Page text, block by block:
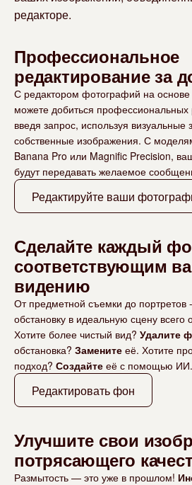
редакторе.
Профессиональное
редактирование за
С редактором фотографий на
можете добиться профессиональных
введя запрос, используя
собственные изображения. С
Banana Pro или Magnific Precision,
будут передавать желаемое
Редактируйте ваши
Сделайте каждый
соответствующим
видению
От предметной съемки до портретов
обстановку в идеальную сцену
Хотите более чистый вид? Удалите
обстановка? Замените её. Хотите
подход? Создайте её с помощью ИИ.
Редактировать фон
Улучшите свои
потрясающего
Размытость — это уже в прошлом!